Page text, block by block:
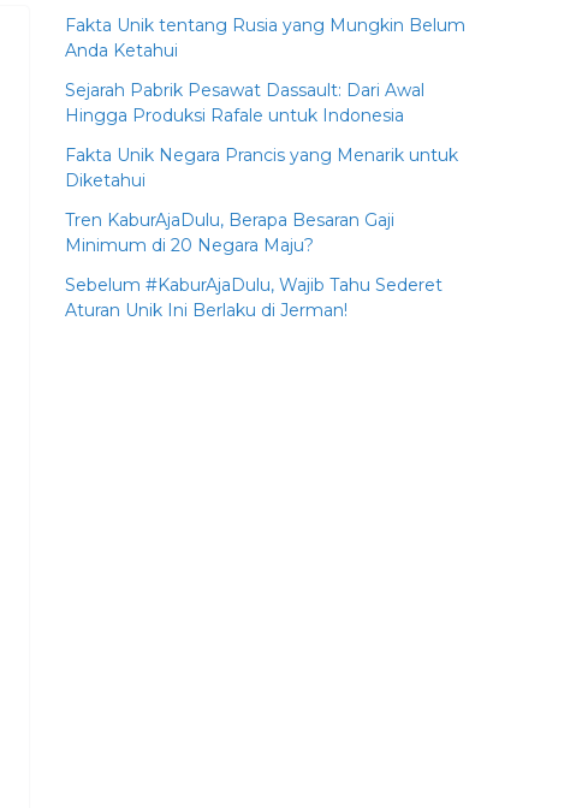
Fakta Unik tentang Rusia yang Mungkin Belum
Anda Ketahui
Sejarah Pabrik Pesawat Dassault: Dari Awal
Hingga Produksi Rafale untuk Indonesia
Fakta Unik Negara Prancis yang Menarik untuk
Diketahui
Tren KaburAjaDulu, Berapa Besaran Gaji
Minimum di 20 Negara Maju?
Sebelum #KaburAjaDulu, Wajib Tahu Sederet
Aturan Unik Ini Berlaku di Jerman!